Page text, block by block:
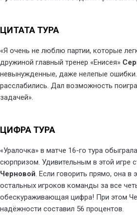
ЦИТАТА ТУРА
«Я очень не люблю партии, которые
дружиной главный тренер «Енисея»
невынужденные, даже нелепые
расслабились. Дал возможность
задачей».
ЦИФРА ТУРА
«Уралочка» в матче 16-го тура
сюрпризом. Удивительным в этой игре
Черновой. Если говорить прямо, она
остальных игроков команды за все
обескураживающая цифра! При этом
надёжности составил 56 процентов.